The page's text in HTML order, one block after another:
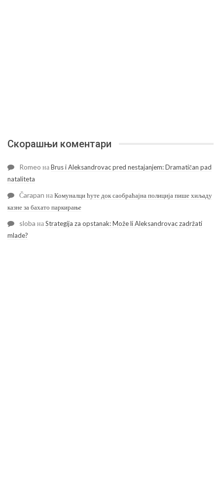
Скорашњи коментари
Romeo наBrus i Aleksandrovac pred nestajanjem: Dramatičan pad
nataliteta
Čarapan наКомуналци ћуте док саобраћајна полиција пише хиљаду
казне за бахато паркирање
sloba наStrategija za opstanak: Može li Aleksandrovac zadržati
mlade?